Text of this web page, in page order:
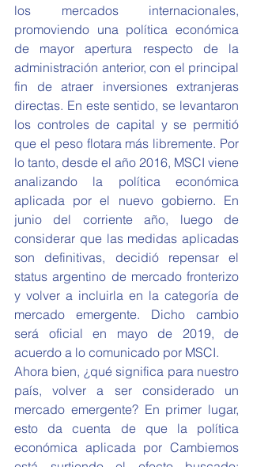
los mercados internacionales,
promoviendo una política económica
de mayor apertura respecto de la
administración anterior, con el principal
fin de atraer inversiones extranjeras
directas. En este sentido, se levantaron
los controles de capital y se permitió
que el peso flotara más libremente. Por
lo tanto, desde el año 2016, MSCI viene
analizando la política económica
aplicada por el nuevo gobierno. En
junio del corriente año, luego de
considerar que las medidas aplicadas
son definitivas, decidió repensar el
status argentino de mercado fronterizo
y volver a incluirla en la categoría de
mercado emergente. Dicho cambio
será oficial en mayo de 2019, de
acuerdo a lo comunicado por MSCI.
Ahora bien, ¿qué significa para nuestro
país, volver a ser considerado un
mercado emergente? En primer lugar,
esto da cuenta de que la política
económica aplicada por Cambiemos